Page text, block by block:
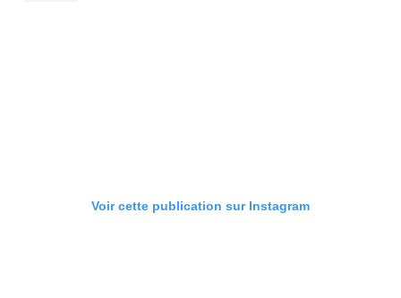
Voir cette publication sur Instagram